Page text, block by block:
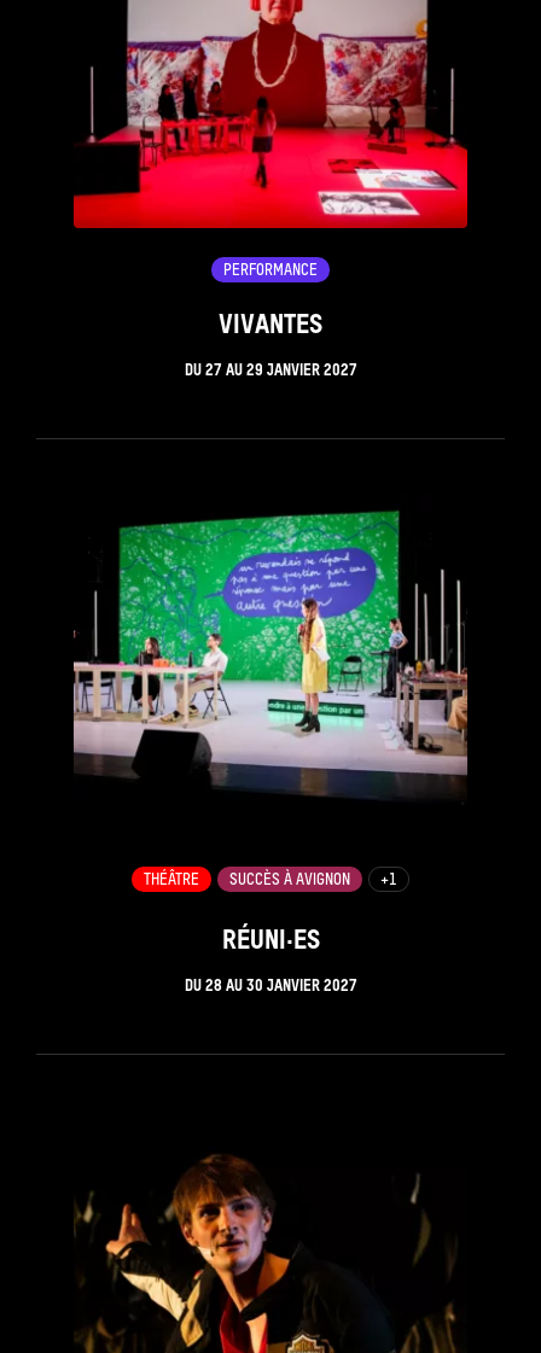
VIVANTES
DU 27 AU 29 JANVIER 2027
PERFORMANCE
RÉUNI·ES
DU 28AU 30 JANVIER 2027
THÉÂTRE SUCCÈS À AVIGNON +1